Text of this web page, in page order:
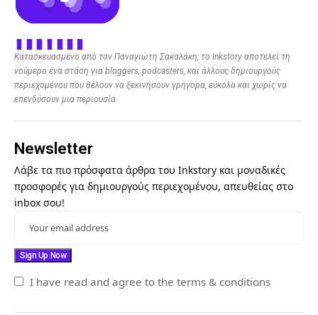
Κατασκευασμένο από τον Παναγιώτη Σακαλάκη, το Inkstory αποτελεί τη
νούμερο ένα στάση για bloggers, podcasters, και άλλους δημιουργούς
περιεχομένου που θέλουν να ξεκινήσουν γρήγορα, εύκολα και χωρίς να
επενδύσουν μια περιουσία.
Newsletter
Λάβε τα πιο πρόσφατα άρθρα του Inkstory και μοναδικές
προσφορές για δημιουργούς περιεχομένου, απευθείας στο
inbox σου!
I have read and agree to the terms & conditions